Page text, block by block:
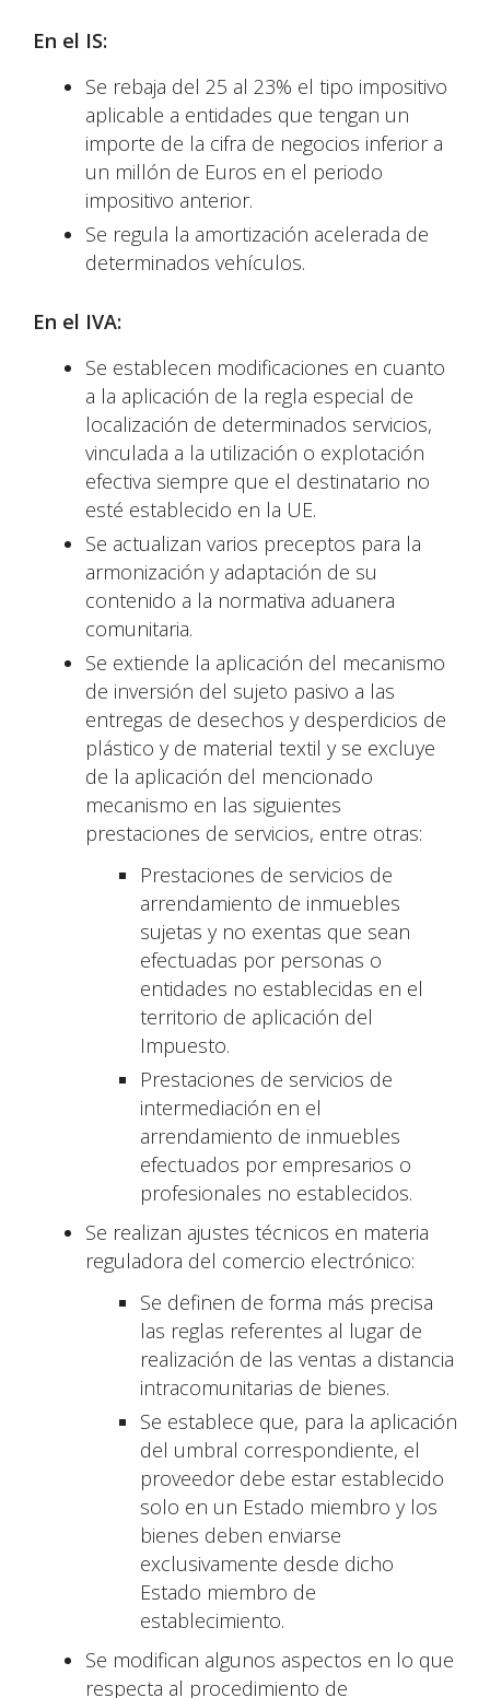
En el IS:
Se rebaja del 25 al 23% el tipo impositivo
aplicable a entidades que tengan un
importe de la cifra de negocios inferior a
un millón de Euros en el periodo
impositivo anterior.
Se regula la amortización acelerada de
determinados vehículos.
En el IVA:
Se establecen modificaciones en cuanto
a la aplicación de la regla especial de
localización de determinados servicios,
vinculada a la utilización o explotación
efectiva siempre que el destinatario no
esté establecido en la UE.
Se actualizan varios preceptos para la
armonización y adaptación de su
contenido a la normativa aduanera
comunitaria.
Se extiende la aplicación del mecanismo
de inversión del sujeto pasivo a las
entregas de desechos y desperdicios de
plástico y de material textil y se excluye
de la aplicación del mencionado
mecanismo en las siguientes
prestaciones de servicios, entre otras:
Prestaciones de servicios de
arrendamiento de inmuebles
sujetas y no exentas que sean
efectuadas por personas o
entidades no establecidas en el
territorio de aplicación del
Impuesto.
Prestaciones de servicios de
intermediación en el
arrendamiento de inmuebles
efectuados por empresarios o
profesionales no establecidos.
Se realizan ajustes técnicos en materia
reguladora del comercio electrónico:
Se definen de forma más precisa
las reglas referentes al lugar de
realización de las ventas a distancia
intracomunitarias de bienes.
Se establece que, para la aplicación
del umbral correspondiente, el
proveedor debe estar establecido
solo en un Estado miembro y los
bienes deben enviarse
exclusivamente desde dicho
Estado miembro de
establecimiento.
Se modifican algunos aspectos en lo que
respecta al procedimiento de